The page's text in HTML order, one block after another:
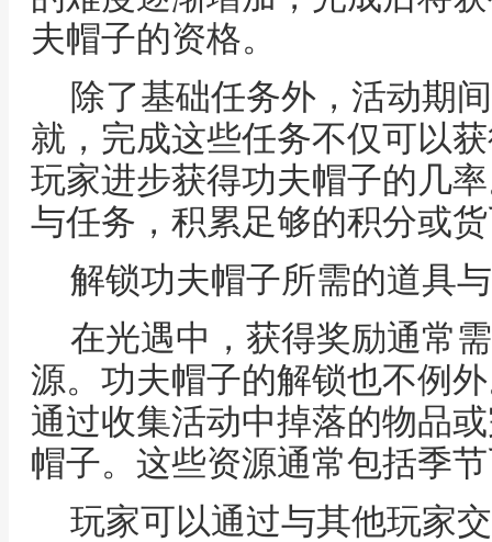
夫帽子的资格。
除了基础任务外，活动期
就，完成这些任务不仅可以
玩家进步获得功夫帽子的几
与任务，积累足够的积分或
解锁功夫帽子所需的道具
在光遇中，获得奖励通常
源。功夫帽子的解锁也不例
通过收集活动中掉落的物品
帽子。这些资源通常包括季
玩家可以通过与其他玩家